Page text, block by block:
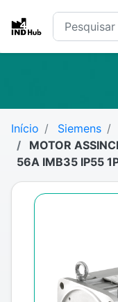
Início Siemens
MOTOR
56A IMB35 IP55